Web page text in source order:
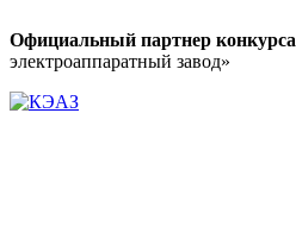
Официальный партнер конкурса
электроаппаратный завод»